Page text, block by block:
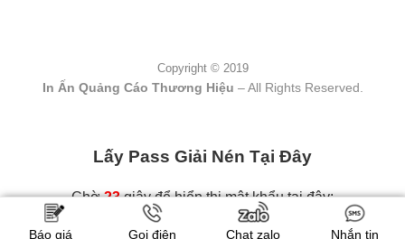
Copyright © 2019
In Ấn Quảng Cáo Thương Hiệu – All Rights Reserved.
Lấy Pass Giải Nén Tại Đây
Chờ22giây để hiển thị mật khẩu tại đây:
Báo giá Gọi điện Chat zalo Nhắn tin